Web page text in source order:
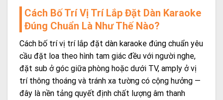
Cách Bố Trí Vị Trí Lắp Đặt Dàn Karaoke
Đúng Chuẩn Là Như Thế Nào?
Cách bố trí vị trí lắp đặt dàn karaoke đúng chuẩn yêu
cầu đặt loa theo hình tam giác đều với người nghe,
đặt sub ở góc giữa phòng hoặc dưới TV, amply ở vị
trí thông thoáng và tránh xa tường có cộng hưởng —
đây là nền tảng quyết định chất lượng âm thanh